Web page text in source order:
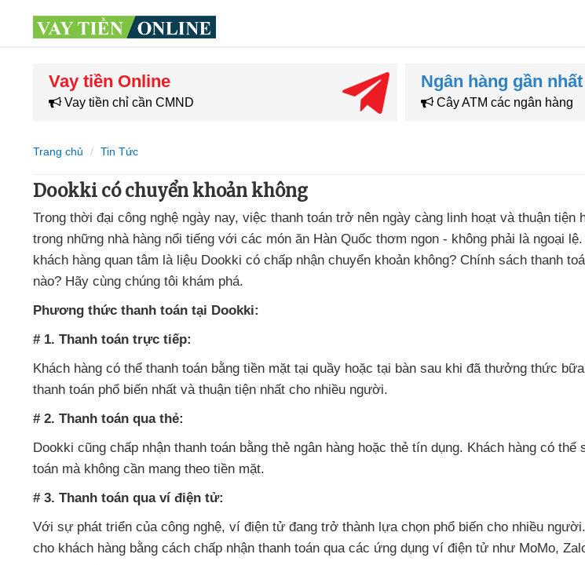
Vay tiền Online
Vay tiền chỉ cần CMND
Ngân hàng gần nhất
Cây ATM các ngân hàng
Trang chủ Tin Tức
Dookki có chuyển khoản không
Trong thời đại công nghệ ngày nay, việc thanh toán trở nên ngày càng linh hoạt và thuận tiện
trong những nhà hàng nổi tiếng với các món ăn Hàn Quốc thơm ngon - không phải là ngoại
khách hàng quan tâm là liệu Dookki có chấp nhận chuyển khoản không? Chính sách thanh
nào? Hãy cùng chúng tôi khám phá.
Phương thức thanh toán tại Dookki:
# 1. Thanh toán trực tiếp:
Khách hàng có thể thanh toán bằng tiền mặt tại quầy hoặc tại bàn sau khi đã thưởng thức
thanh toán phổ biến nhất và thuận tiện nhất cho nhiều người.
# 2. Thanh toán qua thẻ:
Dookki cũng chấp nhận thanh toán bằng thẻ ngân hàng hoặc thẻ tín dụng. Khách hàng có
toán mà không cần mang theo tiền mặt.
# 3. Thanh toán qua ví điện tử:
Với sự phát triển của công nghệ, ví điện tử đang trở thành lựa chọn phổ biến cho nhiều
cho khách hàng bằng cách chấp nhận thanh toán qua các ứng dụng ví điện tử như MoMo,